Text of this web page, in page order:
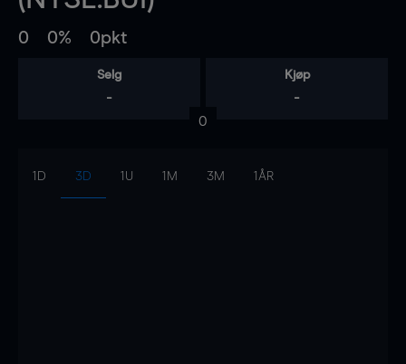
0 0% 0pkt
Selg
-
Kjøp
-
0
1D 3D 1U 1M 3M 1ÅR